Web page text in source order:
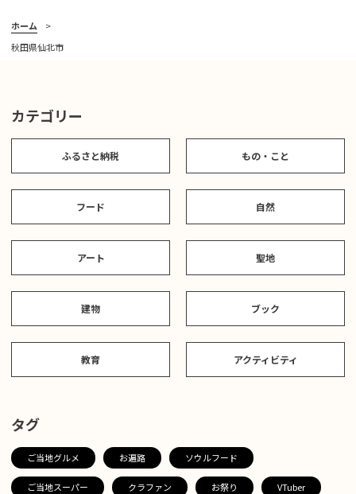
ホーム
秋田県仙北市
カテゴリー
ふるさと納税 もの・こと
フード 自然
アート 聖地
建物 ブック
教育 アクティビティ
タグ
ご当地グルメ お遍路 ソウルフード
ご当地スーパー クラファン お祭り VTuber